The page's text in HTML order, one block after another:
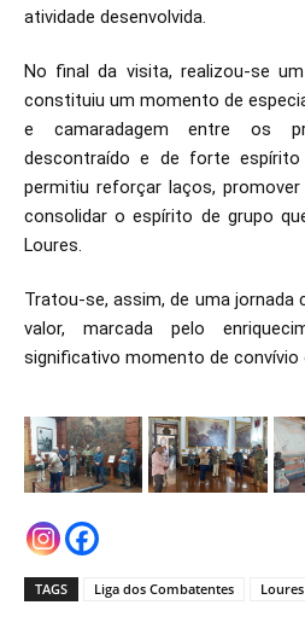
atividade desenvolvida.
No final da visita, realizou-se
constituiu um momento de
e camaradagem entre os
descontraído e de forte
permitiu reforçar laços,
consolidar o espírito de grupo
Loures.
Tratou-se, assim, de uma jornada
valor, marcada pelo
significativo momento de
TAGS Liga dos Combatentes Loures